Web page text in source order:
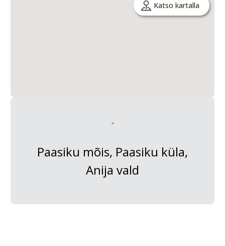
Katso kartalla
Paasiku mõis, Paasiku küla,
Anija vald